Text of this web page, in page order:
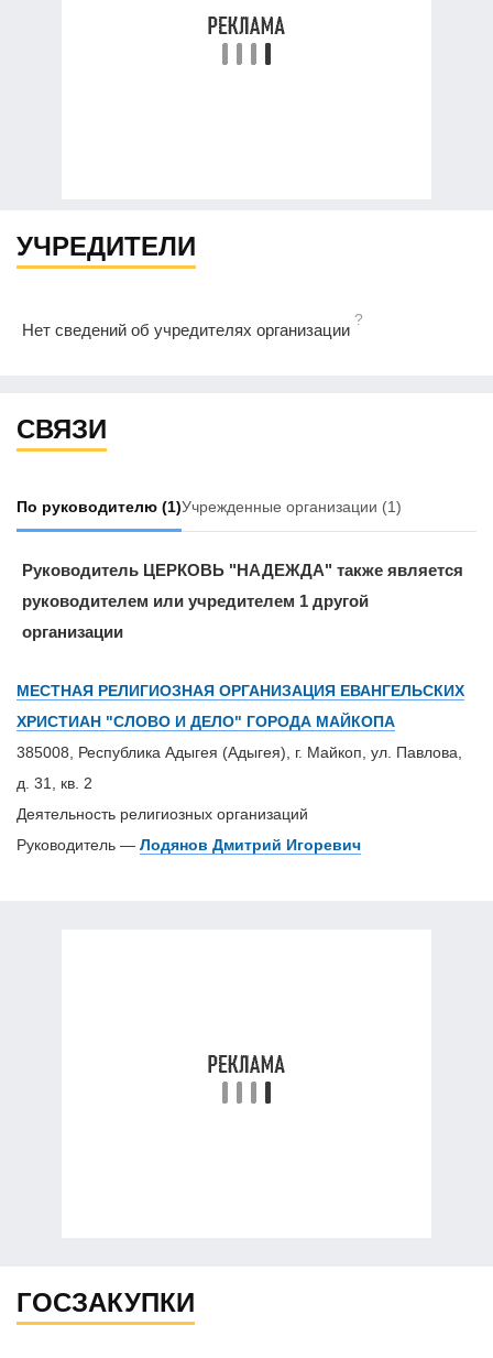
УЧРЕДИТЕЛИ
Нет сведений об учредителях организации
?
СВЯЗИ
По руководителю (1)Учрежденные организации (1)
Руководитель ЦЕРКОВЬ "НАДЕЖДА" также является
руководителем или учредителем 1 другой
организации
МЕСТНАЯ РЕЛИГИОЗНАЯ ОРГАНИЗАЦИЯ ЕВАНГЕЛЬСКИХ
ХРИСТИАН "СЛОВО И ДЕЛО" ГОРОДА МАЙКОПА
385008, Республика Адыгея (Адыгея), г. Майкоп, ул. Павлова,
д. 31, кв. 2
Деятельность религиозных организаций
Руководитель — Лодянов Дмитрий Игоревич
ГОСЗАКУПКИ